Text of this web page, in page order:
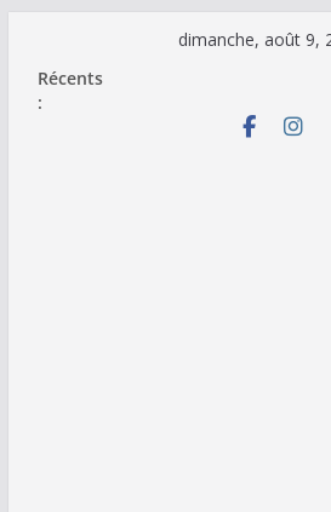
contenu
dimanche, août 9,
Récents
: